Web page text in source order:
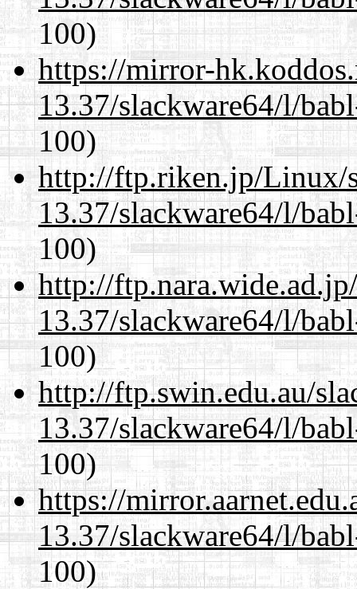
100)
https://mirror-
13.37/slackware64/l/
100)
http://ftp.riken.jp/Linux/
13.37/slackware64/l/
100)
http://
13.37/slackware64/l/
100)
http://ftp.swin.edu.au/
13.37/slackware64/l/
100)
https://
13.37/slackware64/l/
100)